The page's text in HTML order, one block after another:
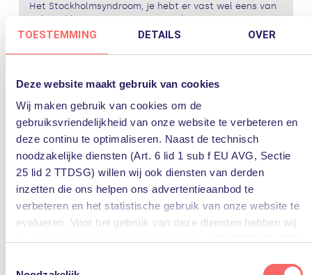
TOESTEMMING DETAILS OVER
Deze website maakt gebruik van cookies
Wij maken gebruik van cookies om de
gebruiksvriendelijkheid van onze website te verbeteren en
deze continu te optimaliseren. Naast de technisch
noodzakelijke diensten (Art. 6 lid 1 sub f EU AVG, Sectie
25 lid 2 TTDSG) willen wij ook diensten van derden
inzetten die ons helpen ons advertentieaanbod te
verbeteren en het statistische gebruik van onze website te
evalueren. Voor het gebruik van deze diensten hebben wij
Het Stockholmsyndroom, je hebt er vast wel eens van
gehoord bij een crime-serie op televisie. De term
verwijst naar een psychologisch verschijnsel dat soms
IT Nieuws outsourcing PQR rustmakers
outsourcing